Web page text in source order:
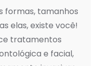
formas, tamanhos
elas, existe você!
tratamentos
e facial,